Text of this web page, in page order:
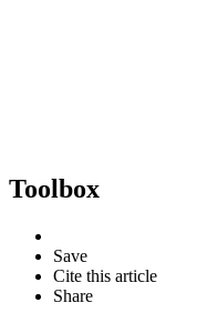
Toolbox
Save
Cite this article
Share